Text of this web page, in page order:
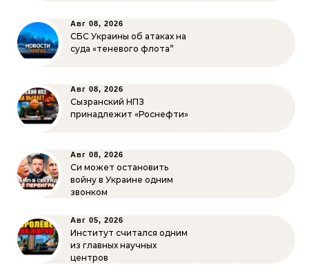
Авг 08, 2026
СБС Украины об атаках на
суда «теневого флота”
Авг 08, 2026
Сызранский НПЗ
принадлежит «Роснефти»
Авг 08, 2026
Си может остановить
войну в Украине одним
звонком
Авг 05, 2026
Институт считался одним
из главных научных
центров